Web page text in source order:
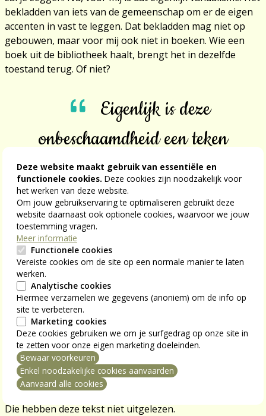
bekladden van iets van de gemeenschap om er de eigen
accenten in vast te leggen. Dat bekladden mag niet op
gebouwen, maar voor mij ook niet in boeken. Wie een
boek uit de bibliotheek haalt, brengt het in dezelfde
toestand terug. Of niet?
Eigenlijk is deze
onbeschaamdheid een teken
van onze tijd
Eigenlijk is deze onbeschaamdheid een teken van onze
tijd. De meesten staan op hun achterste poten en zouden
zelfs gewelddadig worden, als er ook maar een
schrammetje op hun auto komt. Maar terzelfder tijd
hebben ze geen respect voor de
gemeenschapsgoederen. Zie onze treinen, gebouwen,
muren en dus ook boeken. Mijn overtuiging is dat we dat
besef moeten terugkrijgen. Dat alles wat van de
gemeenschap is, ook van ons is. Niet anoniem, niet
waardeloos omdat het van niemand specifiek is. Het is
van en voor iedereen. Als we met z’n allen nu proberen
dat wat van iedereen is, ook te respecteren en te
bewaren, dan zijn we een stap verder in de beschaving.
Maar misschien zijn sommigen de beschaving al voorbij.
Die hebben deze tekst niet uitgelezen.
Deze website maakt gebruik van essentiële en
functionele cookies. Deze cookies zijn noodzakelijk voor
het werken van deze website.
Om jouw gebruikservaring te optimaliseren gebruikt deze
website daarnaast ook optionele cookies, waarvoor we jouw
toestemming vragen.
Meer informatie
Functionele cookies
Vereiste cookies om de site op een normale manier te laten
werken.
Analytische cookies
Hiermee verzamelen we gegevens (anoniem) om de info op
site te verbeteren.
Marketing cookies
Deze cookies gebruiken we om je surfgedrag op onze site in
te zetten voor onze eigen marketing doeleinden.
Bewaar voorkeuren
Enkel noodzakelijke cookies aanvaarden
Aanvaard alle cookies
intrekken